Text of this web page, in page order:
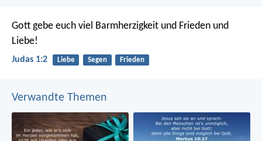
Gott gebe euch viel Barmherzigkeit und Frieden und
Liebe!
Judas 1:2 Liebe Segen Frieden
Verwandte Themen